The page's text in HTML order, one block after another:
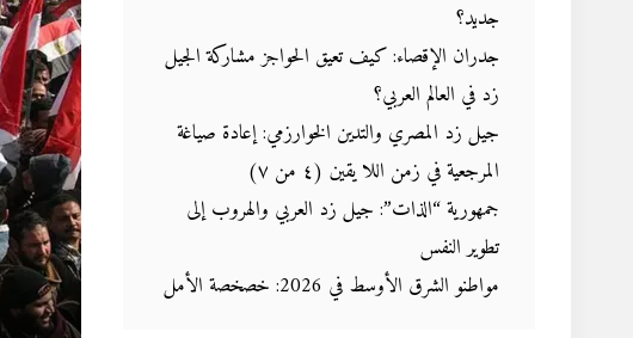
جديد؟
جدران الإقصاء: كيف تعيق الحواجز مشاركة الجيل
زد في العالم العربي؟
جيل زد المصري والتدين الخوارزمي: إعادة صياغة
المرجعية في زمن اللا يقين (٤ من ٧)
جمهورية “الذات”: جيل زد العربي والهروب إلى
تطوير النفس
مواطنو الشرق الأوسط في 2026: خصخصة الأمل